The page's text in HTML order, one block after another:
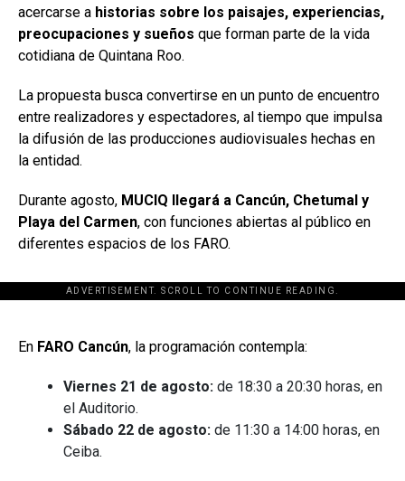
acercarse a historias sobre los paisajes, experiencias,
preocupaciones y sueños que forman parte de la vida
cotidiana de Quintana Roo.
La propuesta busca convertirse en un punto de encuentro
entre realizadores y espectadores, al tiempo que impulsa
la difusión de las producciones audiovisuales hechas en
la entidad.
Durante agosto, MUCIQ llegará a Cancún, Chetumal y
Playa del Carmen, con funciones abiertas al público en
diferentes espacios de los FARO.
ADVERTISEMENT. SCROLL TO CONTINUE READING.
[adsforwp id="243463"]
En FARO Cancún, la programación contempla:
Viernes 21 de agosto: de 18:30 a 20:30 horas, en
el Auditorio.
Sábado 22 de agosto: de 11:30 a 14:00 horas, en
Ceiba.